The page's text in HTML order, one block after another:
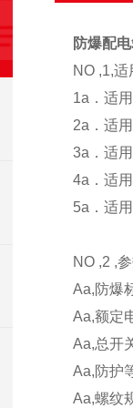
防爆配
NO ,1,适
1a．适
2a．适
3a．适
4a．适
5a．适
NO ,2 ,
Aa,防爆
Aa,额定
Aa,总开
Aa,防护
Aa,螺纹